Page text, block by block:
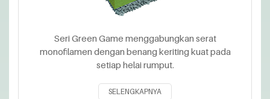
Seri Green Game menggabungkan serat
monofilamen dengan benang keriting kuat pada
setiap helai rumput.
SELENGKAPNYA